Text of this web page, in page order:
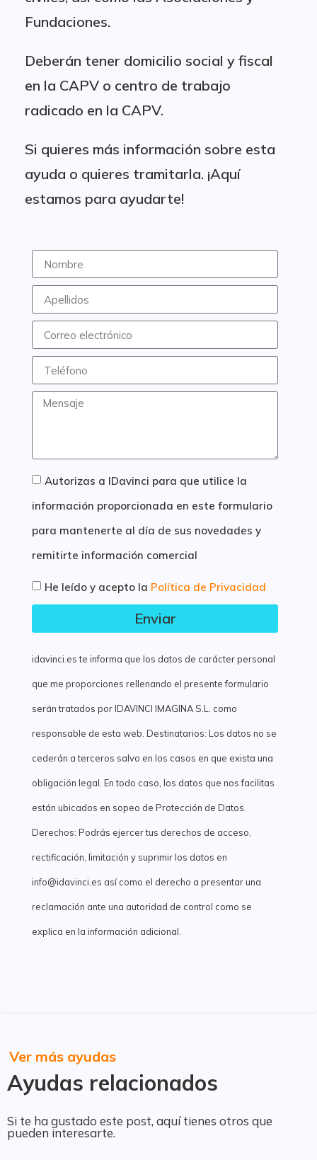
Fundaciones.
Deberán tener domicilio social y fiscal
en la CAPV o centro de trabajo
radicado en la CAPV.
Si quieres más información sobre esta
ayuda o quieres tramitarla. ¡Aquí
estamos para ayudarte!
Autorizas a IDavinci para que utilice la
información proporcionada en este formulario
para mantenerte al día de sus novedades y
remitirte información comercial
He leído y acepto la Política de Privacidad
Enviar
idavinci.es te informa que los datos de carácter personal
que me proporciones rellenando el presente formulario
serán tratados por IDAVINCI IMAGINA S.L. como
responsable de esta web. Destinatarios: Los datos no se
cederán a terceros salvo en los casos en que exista una
obligación legal. En todo caso, los datos que nos facilitas
están ubicados en sopeo de Protección de Datos.
Derechos: Podrás ejercer tus derechos de acceso,
rectificación, limitación y suprimir los datos en
info@idavinci.es así como el derecho a presentar una
reclamación ante una autoridad de control como se
explica en la información adicional.
Ayudas relacionados
Ver más ayudas
Si te ha gustado este post, aquí tienes otros que
pueden interesarte.